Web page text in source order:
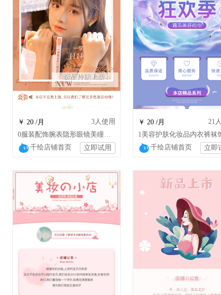
￥ 20 /月 3人使用
0服装配饰腕表隐形眼镜美瞳饰品店铺装修设计
千绘店铺首页
立即试用
￥ 20 /月 21
千绘店铺首页 立即